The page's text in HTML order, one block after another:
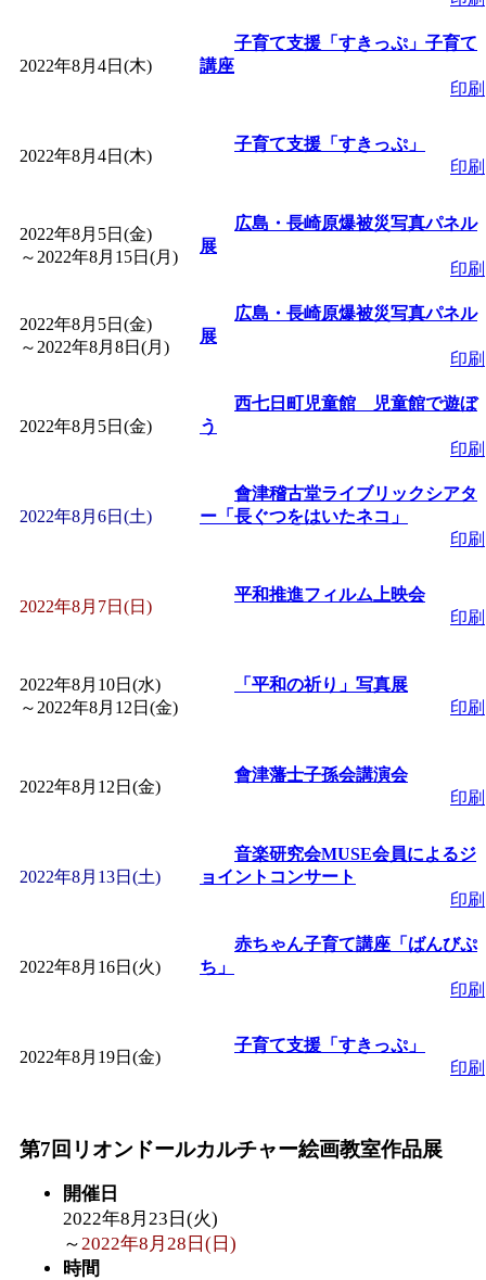
子育て交流広場「
間：2026/07/13～2026/
「子育て交流広場「
「赤ちゃん子育て講
付期間：2026/08/10～
赤ちゃん子育て講
付期間：2026/08/10～
まだまだ暑い！コ
レクリエーション
ットせよ！」 受付期
「皆鶴姫のこびる塾
～」 受付期間：～
「みなづる号乗車体
de 健康づくり」」 受
「 堂島地区歴史ウオ
す」 受付期間：～
de 健康づくり」
」
「皆鶴姫のこびる塾
～」 受付期間：～
「みなづる号乗車体
2022年8月4日(木)
子育て支援「すきっぷ」子育て
講座
印刷
2022年8月4日(木)
子育て支援「すきっぷ」
印刷
2022年8月5日(金)
～ 2022年8月15日(月)
広島・長崎原爆被災写真パネル
展
印刷
2022年8月5日(金)
～ 2022年8月8日(月)
広島・長崎原爆被災写真パネル
展
印刷
2022年8月5日(金)
西七日町児童館 児童館で遊ぼ
う
印刷
2022年8月6日(土)
會津稽古堂ライブリックシアタ
ー「長ぐつをはいたネコ」
印刷
2022年8月7日(日)
平和推進フィルム上映会
印刷
2022年8月10日(水)
～ 2022年8月12日(金)
「平和の祈り」写真展
印刷
2022年8月12日(金)
會津藩士子孫会講演会
印刷
2022年8月13日(土)
音楽研究会MUSE会員によるジ
ョイントコンサート
印刷
2022年8月16日(火)
赤ちゃん子育て講座「ばんびぷ
ち」
印刷
2022年8月19日(金)
子育て支援「すきっぷ」
印刷
第7回リオンドールカルチャー絵画教室作品展
開催日
2022年8月23日(火)
～2022年8月28日(日)
時間